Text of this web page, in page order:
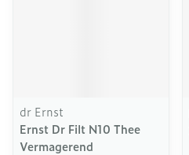
dr Ernst
Ernst Dr Filt N10 Thee
Vermagerend